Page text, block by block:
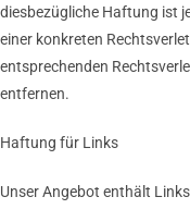
diesbezügliche Haftung ist
einer konkreten
entsprechenden
entfernen.
Haftung für Links
Unser Angebot enthält